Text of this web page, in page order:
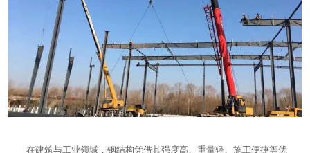
在建筑与工业领域，钢结构凭借其强度高、重量轻、施工便捷等优